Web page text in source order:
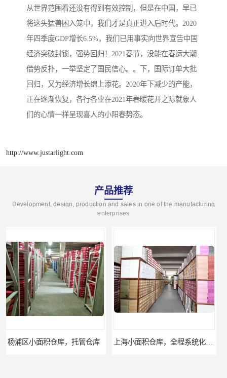
从世界范围看还没有得到有效控制，但是在中国，早已
将这头猛兽困入笼中，我们才是真正进入后时代。2020
年四季度GDP增长6.5%，我们已用事实向世界宣告中国
经济突破封锁，强势回归！2021春节，没能在春运大潮
借势反扑，一举坚定了国民信心。。下，国际订单大批
回归，又为经济增长绵上添花。2020年下减少的产能，
正在逐渐恢复，各行各业在2021年春暖花开之际就象人
们的心情一样呈现喜人的小阳春势态。
http://www.justarlight.com
产品推荐
Development, design, production and sales in one of the manufacturing
enterprises